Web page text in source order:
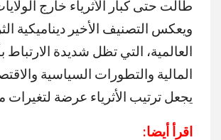
طالت حتى كبار الأثرياء خارج
ويعكس التصنيف الأخير ديناميكية
العالمية، التي تظل شديدة الارتباط
المالية والتطورات السياسية
يجعل ترتيب الأثرياء عرضة
اقرأ أيضا: